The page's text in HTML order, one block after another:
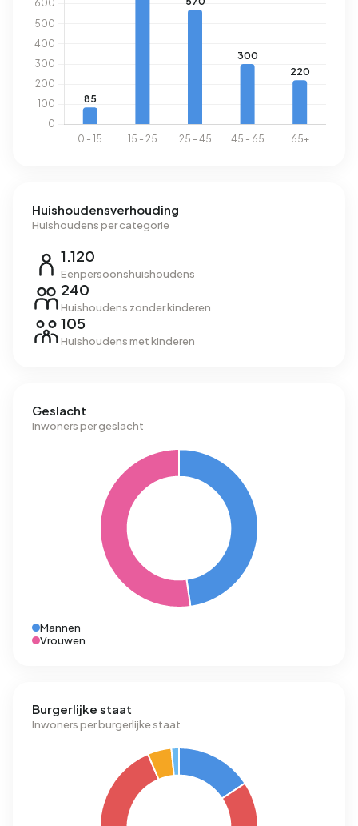
Academiewijk.
Energie
In Academiewijk zijn er 888 adressen met een
geregistreerd energielabel. De meest voorkomende
labels zijn G (28%), C (20%) en F (17%). Gemiddeld
verbruikt een adres in Academiewijk 2.120 kWh aan
verbruik van 1.120 m³ per adres ligt het aardgasverbruik
13% onder het landelijke gemiddelde van 1.280 m³.
Huishoudensverhouding
Huishoudens per categorie
1.120
Eenpersoonshuishoudens
240
Huishoudens zonder kinderen
105
Huishoudens met kinderen
Geslacht
Inwoners per geslacht
Mannen
Vrouwen
Burgerlijke staat
Inwoners per burgerlijke staat